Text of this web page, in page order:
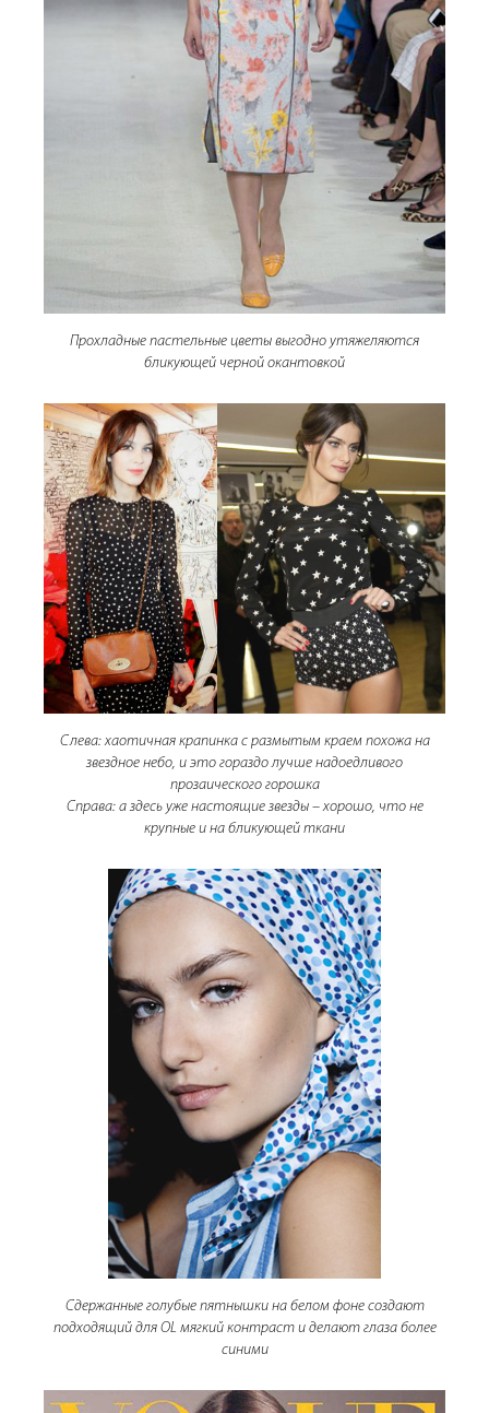
Прохладные пастельные цветы выгодно утяжеляются
бликующей черной окантовкой
Слева: хаотичная крапинка с размытым краем похожа на
звездное небо, и это гораздо лучше надоедливого
прозаического горошка
Справа: а здесь уже настоящие звезды – хорошо, что не
крупные и на бликующей ткани
Сдержанные голубые пятнышки на белом фоне создают
подходящий для OL мягкий контраст и делают глаза более
синими